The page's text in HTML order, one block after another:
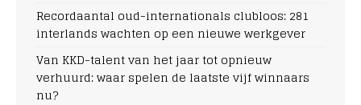
Recordaantal oud-internationals clubloos: 281
interlands wachten op een nieuwe werkgever
Van KKD-talent van het jaar tot opnieuw
verhuurd: waar spelen de laatste vijf winnaars
nu?